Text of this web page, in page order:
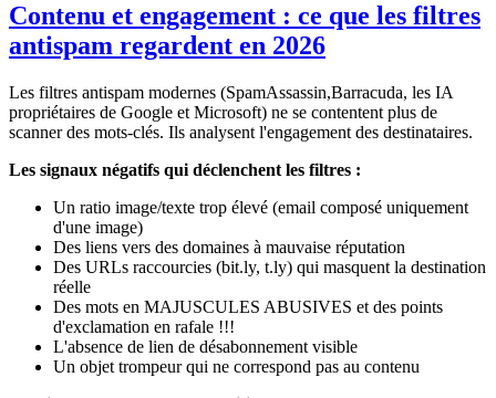
Contenu et engagement : ce que les filtres
antispam regardent en 2026
Les filtres antispam modernes (SpamAssassin,Barracuda, les IA
propriétaires de Google et Microsoft) ne se contentent plus de
scanner des mots-clés. Ils analysent l'engagement des destinataires.
Les signaux négatifs qui déclenchent les filtres :
Un ratio image/texte trop élevé (email composé uniquement
d'une image)
Des liens vers des domaines à mauvaise réputation
Des URLs raccourcies (bit.ly, t.ly) qui masquent la destination
réelle
Des mots en MAJUSCULES ABUSIVES et des points
d'exclamation en rafale !!!
L'absence de lien de désabonnement visible
Un objet trompeur qui ne correspond pas au contenu